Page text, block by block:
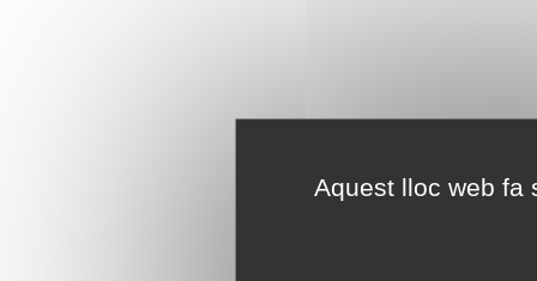
Aquest lloc web fa